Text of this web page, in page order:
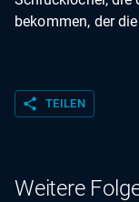
bekommen, der
share TEILEN
Weitere